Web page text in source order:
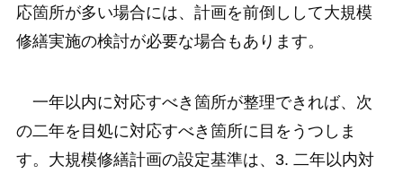
応箇所が多い場合には、計画を前倒しして大規模
修繕実施の検討が必要な場合もあります。
一年以内に対応すべき箇所が整理できれば、次
の二年を目処に対応すべき箇所に目をうつしま
す。大規模修繕計画の設定基準は、3. 二年以内対